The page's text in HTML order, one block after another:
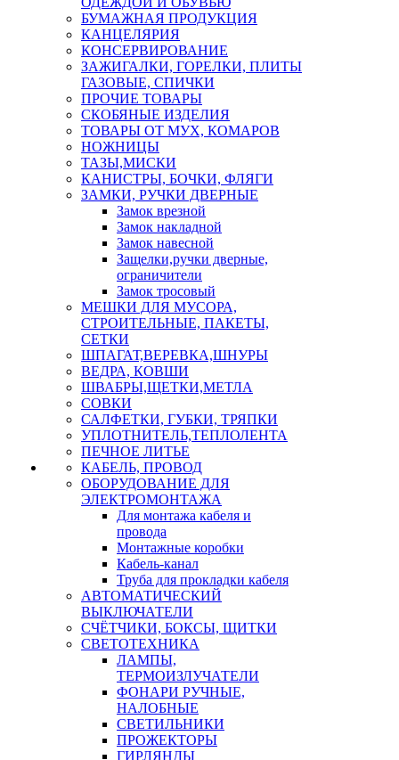
БУМАЖНАЯ ПРОДУКЦИЯ
КАНЦЕЛЯРИЯ
КОНСЕРВИРОВАНИЕ
ЗАЖИГАЛКИ, ГОРЕЛКИ, ПЛИТЫ
ГАЗОВЫЕ, СПИЧКИ
ПРОЧИЕ ТОВАРЫ
СКОБЯНЫЕ ИЗДЕЛИЯ
ТОВАРЫ ОТ МУХ, КОМАРОВ
НОЖНИЦЫ
ТАЗЫ,МИСКИ
КАНИСТРЫ, БОЧКИ, ФЛЯГИ
ЗАМКИ, РУЧКИ ДВЕРНЫЕ
Замок врезной
Замок накладной
Замок навесной
Защелки,ручки дверные,
ограничители
Замок тросовый
МЕШКИ ДЛЯ МУСОРА,
СТРОИТЕЛЬНЫЕ, ПАКЕТЫ,
СЕТКИ
ШПАГАТ,ВЕРЕВКА,ШНУРЫ
ВЕДРА, КОВШИ
ШВАБРЫ,ЩЕТКИ,МЕТЛА
СОВКИ
САЛФЕТКИ, ГУБКИ, ТРЯПКИ
УПЛОТНИТЕЛЬ,ТЕПЛОЛЕНТА
ПЕЧНОЕ ЛИТЬЕ
КАБЕЛЬ, ПРОВОД
ОБОРУДОВАНИЕ ДЛЯ
ЭЛЕКТРОМОНТАЖА
Для монтажа кабеля и
провода
Монтажные коробки
Кабель-канал
Труба для прокладки кабеля
АВТОМАТИЧЕСКИЙ
ВЫКЛЮЧАТЕЛИ
СЧЁТЧИКИ, БОКСЫ, ЩИТКИ
СВЕТОТЕХНИКА
ЛАМПЫ,
ТЕРМОИЗЛУЧАТЕЛИ
ФОНАРИ РУЧНЫЕ,
НАЛОБНЫЕ
СВЕТИЛЬНИКИ
ПРОЖЕКТОРЫ
ГИРЛЯНДЫ